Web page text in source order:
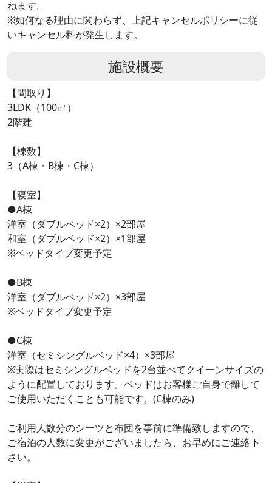
ねます。
※如何なる理由に関わらず、上記キャンセルポリシーに従
いキャンセル料が発生します。
施設概要
【間取り】
3LDK（100㎡）
2階建
【棟数】
3（A棟・B棟・C棟）
【寝室】
●A棟
洋室（ダブルベッド×2）×2部屋
和室（ダブルベッド×2）×1部屋
※ベッドタイプ変更予定
●B棟
洋室（ダブルベッド×2）×3部屋
※ベッドタイプ変更予定
●C棟
洋室（セミシングルベッド×4）×3部屋
※実際はセミシングルベッドを2台並べてクイーンサイズの
ように配置しております。ベッドはお客様ご自身で離して
ご使用いただくことも可能です。(C棟のみ)
ご利用人数分のシーツと布団を事前に準備致しますので、
ご宿泊の人数に変更がございましたら、お早めにご連絡下
さい。